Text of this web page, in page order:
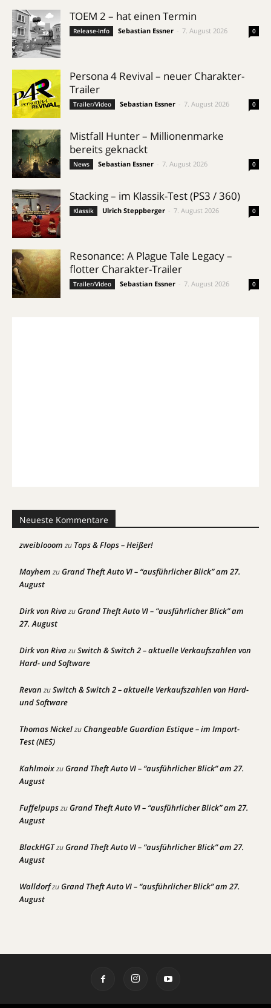
TOEM 2 – hat einen Termin
Release-Info Sebastian Essner 7. August 2026 0
Persona 4 Revival – neuer Charakter-
Trailer
Trailer/Video Sebastian Essner 7. August 2026 0
Mistfall Hunter – Millionenmarke
bereits geknackt
News Sebastian Essner 7. August 2026 0
Stacking – im Klassik-Test (PS3 / 360)
Klassik Ulrich Steppberger 7. August 2026 0
Resonance: A Plague Tale Legacy –
flotter Charakter-Trailer
Trailer/Video Sebastian Essner 7. August 2026 0
Neueste Kommentare
zweiblooom zu Tops & Flops – Heißer!
Mayhem zuGrand Theft Auto VI – “ausführlicher Blick” am 27.
August
Dirk von RivazuGrand Theft Auto VI – “ausführlicher Blick” am
27. August
Dirk von RivazuSwitch & Switch 2 – aktuelle Verkaufszahlen von
Hard- und Software
Revan zuSwitch & Switch 2 – aktuelle Verkaufszahlen von Hard-
und Software
Thomas NickelzuChangeable Guardian Estique – im Import-
Test (NES)
KahlmoixzuGrand Theft Auto VI – “ausführlicher Blick” am 27.
August
FuffelpupszuGrand Theft Auto VI – “ausführlicher Blick” am 27.
August
BlackHGTzuGrand Theft Auto VI – “ausführlicher Blick” am 27.
August
WalldorfzuGrand Theft Auto VI – “ausführlicher Blick” am 27.
August